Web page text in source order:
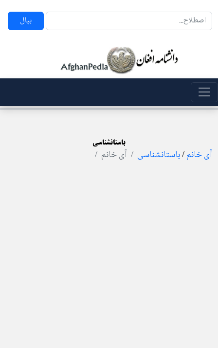
بپال
باستانشناسی
آی خانم/باستانشناسی آی خانم